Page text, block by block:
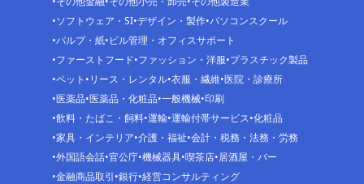
ソフトウェア・SI デザイン・製作 パソコンスクール
パルプ・紙 ビル管理・オフィスサポート
ファーストフード ファッション・洋服 プラスチック製品
ペット リース・レンタル 衣服・繊維 医院・診療所
医薬品 医薬品・化粧品 一般機械 印刷
飲料・たばこ・飼料 運輸 運輸付帯サービス 化粧品
家具・インテリア 介護・福祉 会計・税務・法務・労務
外国語会話 官公庁 機械器具 喫茶店 居酒屋・バー
金融商品取引 銀行 経営コンサルティング